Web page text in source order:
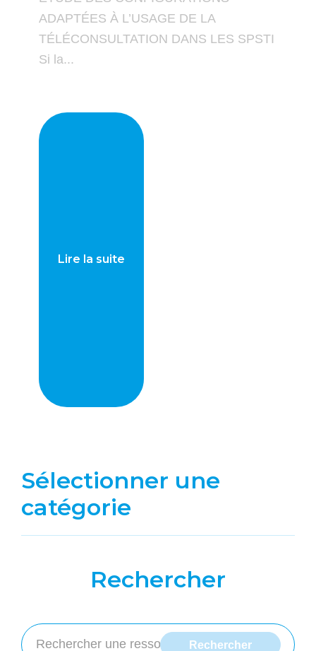
ADAPTÉES À L’USAGE DE LA
TÉLÉCONSULTATION DANS LES SPSTI
Si la...
Lire la suite
Sélectionner une
catégorie
Rechercher